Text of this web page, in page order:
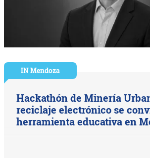
IN Mendoza
Hackathón de Minería
reciclaje electrónico se
herramienta educativa en